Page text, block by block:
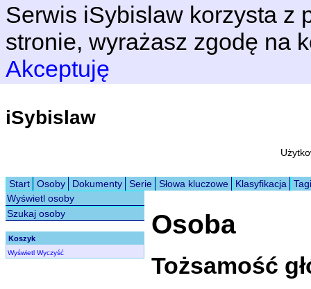
Serwis iSybislaw korzysta z
stronie, wyrażasz zgodę na
Akceptuję
iSybislaw
Start Osoby Dokumenty Serie Słowa kluczowe Klasyfikacja
Tagi
Wyświetl osoby
Szukaj osoby
Koszyk
Wyświetl Wyczyść
Osoba
Tożsamość